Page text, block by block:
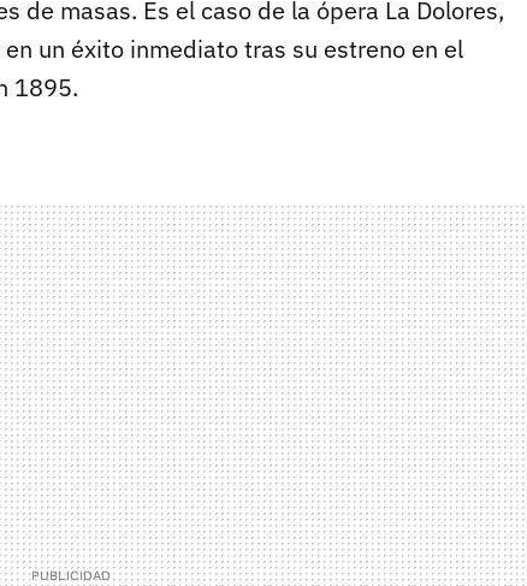
de masas. Es el caso de la ópera La Dolores,
un éxito inmediato tras su estreno en el
1895.